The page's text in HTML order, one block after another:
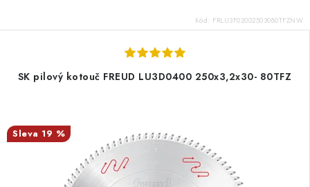
Kód: FRLU3F02002503080TFZNW
SK pilový kotouč FREUD LU3D0400 250x3,2x30- 80TFZ
19 %